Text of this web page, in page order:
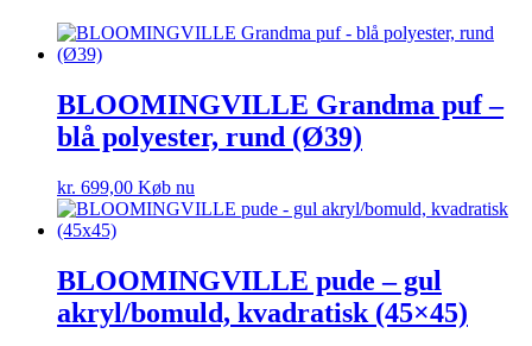
BLOOMINGVILLE Grandma puf –
blå polyester, rund (Ø39)
kr. 699,00 Køb nu
BLOOMINGVILLE pude – gul
akryl/bomuld, kvadratisk (45×45)